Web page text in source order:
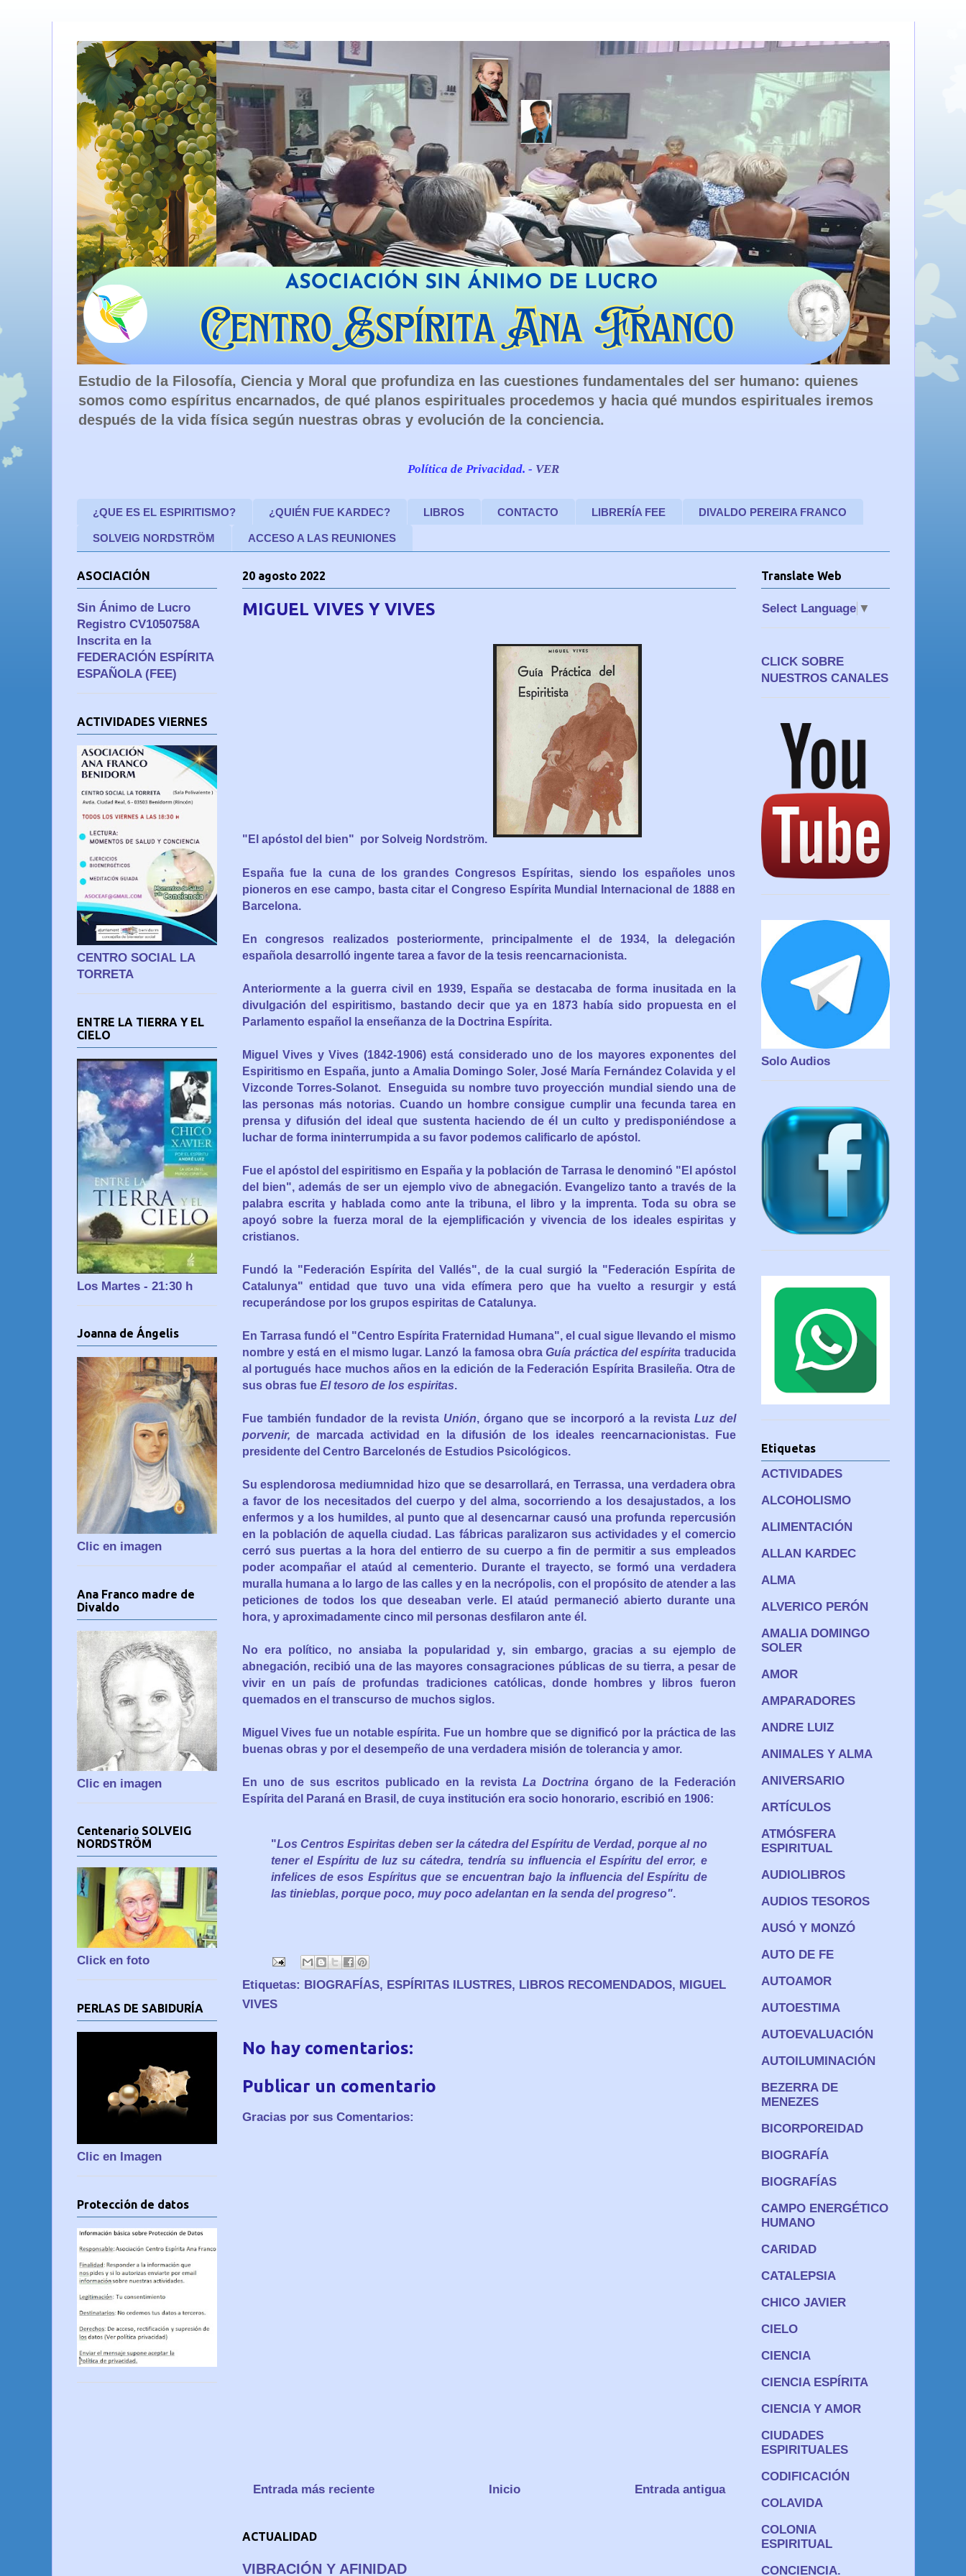
Estudio de la Filosofía, Ciencia y Moral que profundiza en las cuestiones fundamentales del ser humano: quienes
somos como espíritus encarnados, de qué planos espirituales procedemos y hacia qué mundos espirituales iremos
después de la vida física según nuestras obras y evolución de la conciencia.
Política de Privacidad. - VER
¿QUE ES EL ESPIRITISMO? ¿QUIÉN FUE KARDEC? LIBROS CONTACTO LIBRERÍA FEE DIVALDO PEREIRA FRANCO
SOLVEIG NORDSTRÖM ACCESO A LAS REUNIONES
20 agosto 2022
MIGUEL VIVES Y VIVES
"El apóstol del bien" por Solveig Nordström.
España fue la cuna de los grandes Congresos Espíritas, siendo los españoles unos
pioneros en ese campo, basta citar el Congreso Espírita Mundial Internacional de 1888 en
Barcelona.
En congresos realizados posteriormente, principalmente el de 1934, la delegación
española desarrolló ingente tarea a favor de la tesis reencarnacionista.
Anteriormente a la guerra civil en 1939, España se destacaba de forma inusitada en la
divulgación del espiritismo, bastando decir que ya en 1873 había sido propuesta en el
Parlamento español la enseñanza de la Doctrina Espírita.
Miguel Vives y Vives (1842-1906)está considerado uno de los mayores exponentes del
Espiritismo en España, junto a Amalia Domingo Soler, José María Fernández Colavida y el
Vizconde Torres-Solanot. Enseguida su nombre tuvo proyección mundial siendo una de
las personas más notorias. Cuando un hombre consigue cumplir una fecunda tarea en
prensa y difusión del ideal que sustenta haciendo de él un culto y predisponiéndose a
luchar de forma ininterrumpida a su favor podemos calificarlo de apóstol.
Fue el apóstol del espiritismo en España y la población de Tarrasa le denominó " El apóstol
del bien", además de ser un ejemplo vivo de abnegación. Evangelizo tanto a través de la
palabra escrita y hablada como ante la tribuna, el libro y la imprenta. Toda su obra se
apoyó sobre la fuerza moral de la ejemplificación y vivencia de los ideales espiritas y
cristianos.
Fundó la "Federación Espírita del Vallés", de la cual surgió la "Federación Espírita de
Catalunya" entidad que tuvo una vida efímera pero que ha vuelto a resurgir y está
recuperándose por los grupos espiritas de Catalunya.
En Tarrasa fundó el "Centro Espírita Fraternidad Humana", el cual sigue llevando el mismo
nombre y está en el mismo lugar. Lanzó la famosa obraGuía práctica del espírita traducida
al portugués hace muchos años en la edición de la Federación Espírita Brasileña. Otra de
sus obras fue El tesoro de los espiritas.
Fue también fundador de la revista Unión, órgano que se incorporó a la revistaLuz del
porvenir,de marcada actividad en la difusión de los ideales reencarnacionistas. Fue
presidente del Centro Barcelonés de Estudios Psicológicos.
Su esplendorosa mediumnidad hizo que se desarrollará, en Terrassa, una verdadera obra
a favor de los necesitados del cuerpo y del alma, socorriendo a los desajustados, a los
enfermos y a los humildes, al punto que al desencarnar causó una profunda repercusión
en la población de aquella ciudad. Las fábricas paralizaron sus actividades y el comercio
cerró sus puertas a la hora del entierro de su cuerpo a fin de permitir a sus empleados
poder acompañar el ataúd al cementerio. Durante el trayecto, se formó una verdadera
muralla humana a lo largo de las calles y en la necrópolis, con el propósito de atender a las
peticiones de todos los que deseaban verle. El ataúd permaneció abierto durante una
hora, y aproximadamente cinco mil personas desfilaron ante él.
No era político, no ansiaba la popularidad y, sin embargo, gracias a su ejemplo de
abnegación, recibió una de las mayores consagraciones públicas de su tierra, a pesar de
vivir en un país de profundas tradiciones católicas, donde hombres y libros fueron
quemados en el transcurso de muchos siglos.
Miguel Vives fue un notable espírita. Fue un hombre que se dignificó por la práctica de las
buenas obras y por el desempeño de una verdadera misión de tolerancia y amor.
En uno de sus escritos publicado en la revista La Doctrinaórgano de la Federación
Espírita del Paraná en Brasil, de cuya institución era socio honorario, escribió en 1906:
"Los Centros Espiritas deben ser la cátedra del Espíritu de Verdad, porque al no
tener el Espíritu de luz su cátedra, tendría su influencia el Espíritu del error, e
infelices de esos Espíritus que se encuentran bajo la influencia del Espíritu de
las tinieblas, porque poco, muy poco adelantan en la senda del progreso".
Etiquetas: BIOGRAFÍAS, ESPÍRITAS ILUSTRES, LIBROS RECOMENDADOS, MIGUEL
VIVES
No hay comentarios:
Publicar un comentario
Gracias por sus Comentarios:
Entrada más reciente Entrada antigua
Inicio
ACTUALIDAD
VIBRACIÓN Y AFINIDAD
ASOCIACIÓN
Sin Ánimo de Lucro
Registro CV1050758A
Inscrita en la
FEDERACIÓN ESPÍRITA
ESPAÑOLA (FEE)
ACTIVIDADES VIERNES
CENTRO SOCIAL LA
TORRETA
ENTRE LA TIERRA Y EL
CIELO
Los Martes - 21:30 h
Joanna de Ángelis
Clic en imagen
Ana Franco madre de
Divaldo
Clic en imagen
Centenario SOLVEIG
NORDSTRÖM
Click en foto
PERLAS DE SABIDURÍA
Clic en Imagen
Protección de datos
Translate Web
Select Language ▼
CLICK SOBRE
NUESTROS CANALES
Solo Audios
Etiquetas
ACTIVIDADES
ALCOHOLISMO
ALIMENTACIÓN
ALLAN KARDEC
ALMA
ALVERICO PERÓN
AMALIA DOMINGO
SOLER
AMOR
AMPARADORES
ANDRE LUIZ
ANIMALES Y ALMA
ANIVERSARIO
ARTÍCULOS
ATMÓSFERA
ESPIRITUAL
AUDIOLIBROS
AUDIOS TESOROS
AUSÓ Y MONZÓ
AUTO DE FE
AUTOAMOR
AUTOESTIMA
AUTOEVALUACIÓN
AUTOILUMINACIÓN
BEZERRA DE
MENEZES
BICORPOREIDAD
BIOGRAFÍA
BIOGRAFÍAS
CAMPO ENERGÉTICO
HUMANO
CARIDAD
CATALEPSIA
CHICO JAVIER
CIELO
CIENCIA
CIENCIA ESPÍRITA
CIENCIA Y AMOR
CIUDADES
ESPIRITUALES
CODIFICACIÓN
COLAVIDA
COLONIA
ESPIRITUAL
CONCIENCIA.